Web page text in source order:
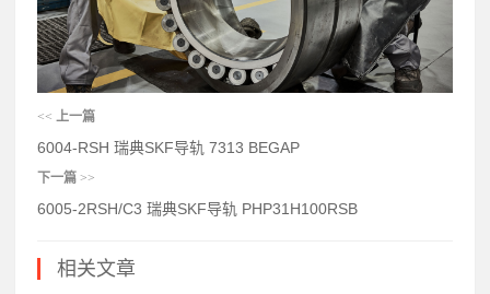
<< 上一篇
6004-RSH 瑞典SKF导轨 7313 BEGAP
下一篇 >>
6005-2RSH/C3 瑞典SKF导轨 PHP31H100RSB
相关文章